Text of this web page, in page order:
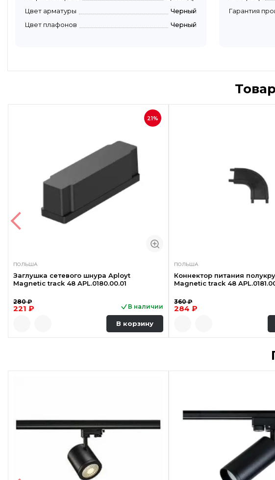
Цвет арматуры
Черный
Цвет плафонов
Черный
Гарантия
21%
ПОЛЬША
Заглушка сетевого шнура Aployt
Magnetic track 48 APL.0180.00.01
280 ₽
221 ₽ В наличии
В корзину
ПОЛЬША
Коннектор питания
Magnetic track 48
360 ₽
284 ₽
Быстрый